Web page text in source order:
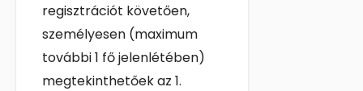
regisztrációt követően,
személyesen (maximum
további 1 fő jelenlétében)
megtekinthetőek az 1.